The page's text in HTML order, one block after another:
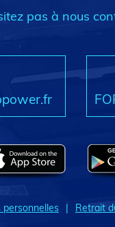
pas à nous
personnelles Retrait